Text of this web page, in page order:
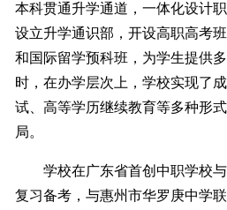
本科贯通升学通道，一体化设计
设立升学通识部，开设高职高考
和国际留学预科班，为学生提供
时，在办学层次上，学校实现了
试、高等学历继续教育等多种形
局。
学校在广东省首创中职学校
复习备考，与惠州市华罗庚中学